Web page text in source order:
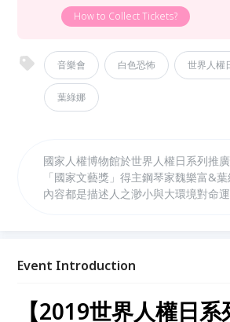
How to Collect Tickets?
音樂會 白色恐怖 世界人權
葉綠娜
國家人權博物館於世界人權日系列推
「國家文藝獎」得主鋼琴家魏樂富&
內容都是描述人之渺小與大環境對命
得到靈感而譜寫的作品《暗夜的螃蟹
Event Introduction
【2019世界人權日